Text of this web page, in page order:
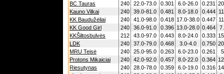
BC Tauras
240 22.0-73.0 0.301 6.0-26.0 0.231
Kauno Vilkai
240 39.0-81.0 0.481 8.0-18.0 0.444
KK Baudužėliai
240 41.0-98.0 0.418 17.0-38.0 0.447
KK Good Girl
240 36.0-91.0 0.396 13.0-28.0 0.464
KKŠiltosbulvės
212 43.0-97.0 0.443 8.0-24.0 0.333
LDK
240 37.0-79.0 0.468 3.0-4.0 0.750
MRU Teisė
240 25.0-95.0 0.263 6.0-23.0 0.261
Protons Mikaiciai
240 42.0-92.0 0.457 8.0-22.0 0.364
Riesutynas
240 28.0-78.0 0.359 6.0-19.0 0.316